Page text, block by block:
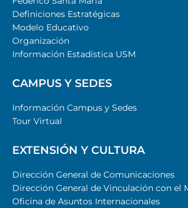
Definiciones Estratégicas
Modelo Educativo
Organización
Información Estadística USM
CAMPUS Y SEDES
Información Campus y Sedes
Tour Virtual
EXTENSIÓN Y CULTURA
Dirección General de Comunicaciones
Dirección General de Vinculación con el
Oficina de Asuntos Internacionales